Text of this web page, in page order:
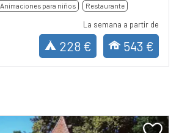
Animaciones para niños Restaurante
La semana a partir de
228 € 543 €